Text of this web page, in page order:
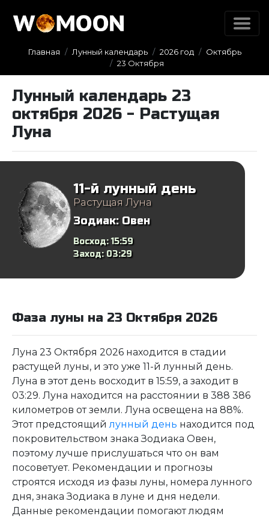
Главная Лунный календарь 2026 год
Октябрь
23 Октября
Лунный календарь 23
октября 2026 - Растущая
Луна
11-й лунный день
Растущая Луна
Зодиак: Овен
Восход:15:59
Заход: 03:29
Фаза луны на 23 Октября 2026
Луна 23 Октября 2026 находится в стадии
растущей луны, и это уже 11-й лунный день.
Луна в этот день восходит в 15:59, а заходит в
03:29. Луна находится на расстоянии в 388 386
километров от земли. Луна освещена на 88%.
Этот предстоящийлунный день находится под
покровительством знака Зодиака Овен,
поэтому лучше прислушаться что он вам
посоветует. Рекомендации и прогнозы
строятся исходя из фазы луны, номера лунного
дня, знака Зодиака в луне и дня недели.
Данные рекомендации помогают людям